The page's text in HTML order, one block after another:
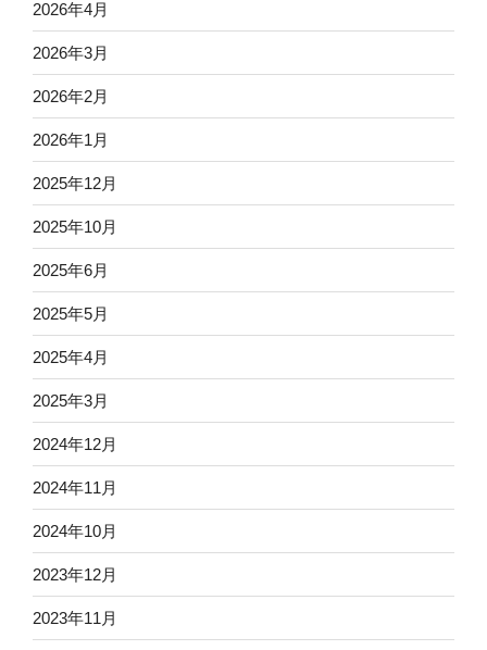
2026年4月
2026年3月
2026年2月
2026年1月
2025年12月
2025年10月
2025年6月
2025年5月
2025年4月
2025年3月
2024年12月
2024年11月
2024年10月
2023年12月
2023年11月